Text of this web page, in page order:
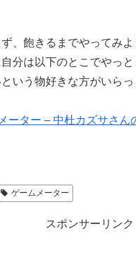
、飽きるまでやってみよ
分は以下のとこでやっと
いう物好きな方がいらっ
ーター – 中杜カズサさん
ゲームメーター
スポンサーリンク